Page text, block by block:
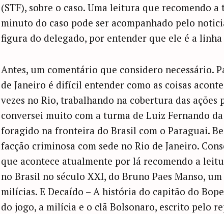
(STF), sobre o caso. Uma leitura que recomendo
minuto do caso pode ser acompanhado pelo
figura do delegado, por entender que ele é a
Antes, um comentário que considero necessário.
de Janeiro é difícil entender como as coisas
vezes no Rio, trabalhando na cobertura das
conversei muito com a turma de Luiz Fernando
foragido na fronteira do Brasil com o Paraguai.
facção criminosa com sede no Rio de Janeiro.
que acontece atualmente por lá recomendo a
no Brasil no século XXI, do Bruno Paes Manso,
milícias. E Decaído – A história do capitão do
do jogo, a milícia e o clã Bolsonaro, escrito pelo